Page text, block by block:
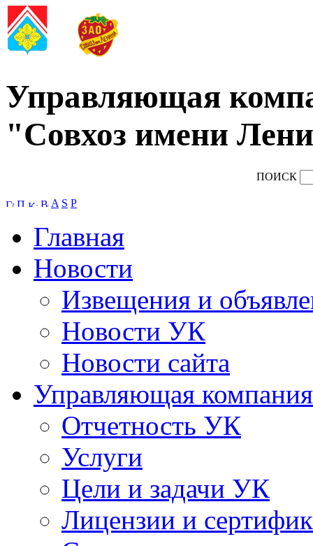
Управляющая
"Совхоз имени
ПОИСК
A S P
Главная
Новости
Извещения и
Новости УК
Новости сайта
Управляющая компания
Отчетность УК
Услуги
Цели и задачи УК
Лицензии и